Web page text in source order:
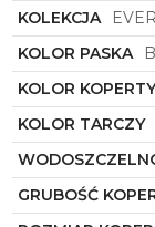
Kształt
klasyczne
jednocześnie
akcentem.
precyzyjny
element
styl i
Zegarek
narzędzie do
dodatek, który
KOLEKCJA
KOLOR PASKA
KOLOR
KOLOR TARCZY
GRUBOŚĆ